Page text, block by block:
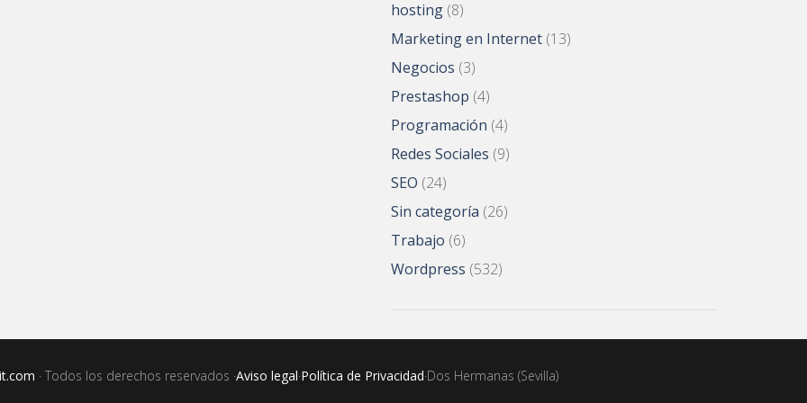
hosting (8)
Marketing en Internet (13)
Negocios (3)
Prestashop (4)
Programación (4)
Redes Sociales (9)
SEO (24)
Sin categoría (26)
Trabajo (6)
Wordpress (532)
· Todos los derechos reservados ·Aviso legal·Política de Privacidad·Dos Hermanas (Sevilla)